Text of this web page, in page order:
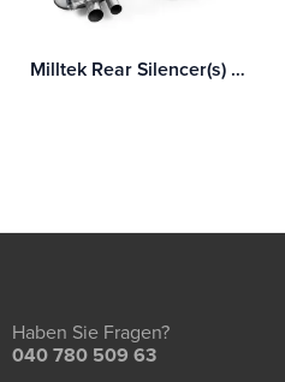
Milltek Rear Silencer(s) Mercedes C-Class C63S Coupe 4.0 Bi-Turbo V8 (mit OPF/GPF)
Haben Sie Fragen?
040 780 509 63